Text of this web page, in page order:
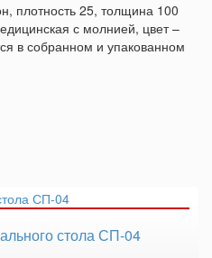
плотность 25, толщина 100
с молнией, цвет –
в собранном и упакованном
стола СП-04